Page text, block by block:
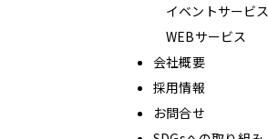
イベントサービス
WEBサービス
会社概要
採用情報
お問合せ